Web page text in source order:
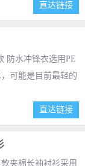
直达链接
防水冲锋衣选用PE
可能是目前最轻的
直达链接
夹棉长袖衬衫采用